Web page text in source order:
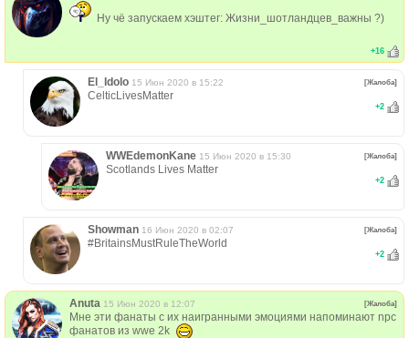
Ну чё запускаем хэштег: Жизни_шотландцев_важны ?)
+16
El_Idolo 15 Июн 2020 в 15:22 [Жалоба]
CelticLivesMatter
+2
WWEdemonKane 15 Июн 2020 в 15:30 [Жалоба]
Scotlands Lives Matter
+2
Showman 16 Июн 2020 в 02:07 [Жалоба]
#BritainsMustRuleTheWorld
+2
Anuta 15 Июн 2020 в 12:07 [Жалоба]
Мне эти фанаты с их наигранными эмоциями напоминают npc
фанатов из wwe 2k